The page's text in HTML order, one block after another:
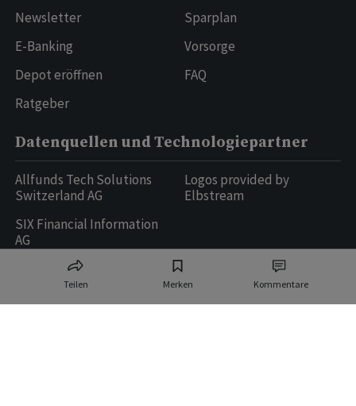
Teilen Merken Kommentare
Newsletter
E-Banking
Depot eröffnen
Ratgeber
Sparplan
Vorsorge
FAQ
Datenquellen und Technologiepartner
Allfunds Tech Solutions
Switzerland AG
SIX Financial Information
AG
Logos provided by
Elbstream